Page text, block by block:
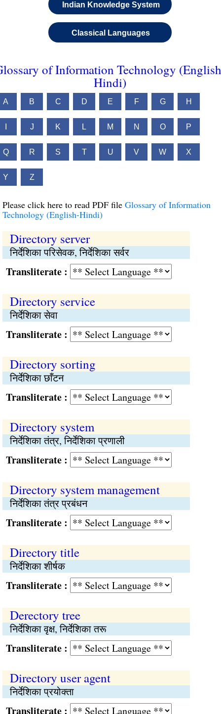
Indian Knowledge System
Classical Languages
of Information Technology
Hindi)
A B C D E F G H
J K L M N O P
Q R S T U V W X
Y Z
Please click here to read PDF file Glossary of Information
Technology (English-Hindi)
Directory server
निर्देशिका परिसेवक, निर्देशिका सर्वर
:
Directory service
निर्देशिका सेवा
:
Directory sorting
निर्देशिका छाँटन
:
Directory system
निर्देशिका तंत्र, निर्देशिका प्रणाली
:
Directory system management
निर्देशिका तंत्र प्रबंधन
:
Directory title
निर्देशिका शीर्षक
:
Derectory tree
निर्देशिका वृक्ष, निर्देशिका तरू
:
Directory user agent
निर्देशिका प्रयोक्ता
: